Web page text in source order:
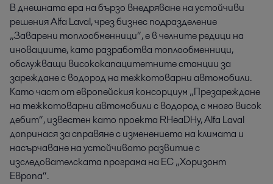
В днешната ера на бързо внедряване на устойчиви
решения Alfa Laval, чрез бизнес подразделение
„Заварени топлообменници“, е в челните редици на
иновациите, като разработва топлообменници,
обслужващи висококапацитетните станции за
зареждане с водород на тежкотоварни автомобили.
Като част от европейския консорциум „Презареждане
на тежкотоварни автомобили с водород с много висок
дебит“, известен като проекта RHeaDHy, Alfa Laval
допринася за справяне с изменението на климата и
насърчаване на устойчивото развитие с
изследователската програма на ЕС „Хоризонт
Европа“.